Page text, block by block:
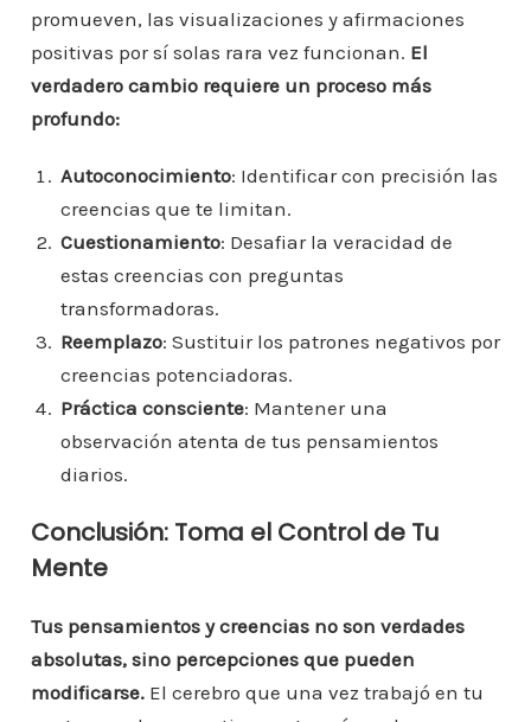
promueven, las visualizaciones y afirmaciones
positivas por sí solas rara vez funcionan. El
verdadero cambio requiere un proceso más
profundo:
Autoconocimiento: Identificar con precisión las
creencias que te limitan.
Cuestionamiento: Desafiar la veracidad de
estas creencias con preguntas
transformadoras.
Reemplazo: Sustituir los patrones negativos por
creencias potenciadoras.
Práctica consciente: Mantener una
observación atenta de tus pensamientos
diarios.
Conclusión: Toma el Control de Tu
Mente
Tus pensamientos y creencias no son verdades
absolutas, sino percepciones que pueden
modificarse.El cerebro que una vez trabajó en tu